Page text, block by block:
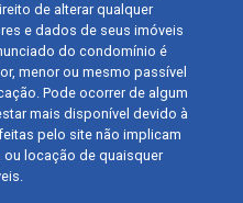
de alterar qualquer
e dados de seus imóveis
do condomínio é
menor ou mesmo passível
Pode ocorrer de algum
mais disponível devido à
pelo site não implicam
ou locação de quaisquer